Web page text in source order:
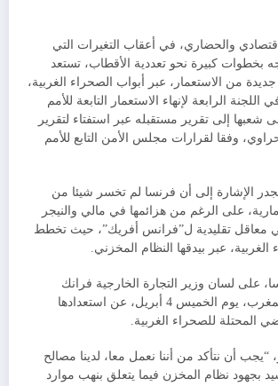
والحضاري، في أعقاب التغيرات التي
بخطوات كبيرة نحو تعددية الأقطاب، تستعد
من الاستعمار، عبر أبواب الصحراء الغربية،
الرابعة لإنهاء الاستعمار التابعة للأمم
شعبها إلى تقرير مستقبله عبر استفتاء لتقرير
وفقا لقرارات مجلس الأمن التابع للأمم
الإشارة إلى أن فرنسا لم تخسر شيئا من
على الرغم من هزائمها في مالي والنيجر
معاقل تقليدية ل”فرانس أفريك”، حيث تخطط
الغربية، عبر بيدقها النظام المخزني.
على لسان وزير التجارة الخارجية فرانك
ريستر، الذي زار المغرب، يوم الخميس 4 أبريل، عن استعدادها
المحتلة للصحراء الغربية.
“يجب أن نتأكد من أننا نعمل معا، لدينا مصالح
بجهود نظام المخزن فيما يتعلق بنهب موارد